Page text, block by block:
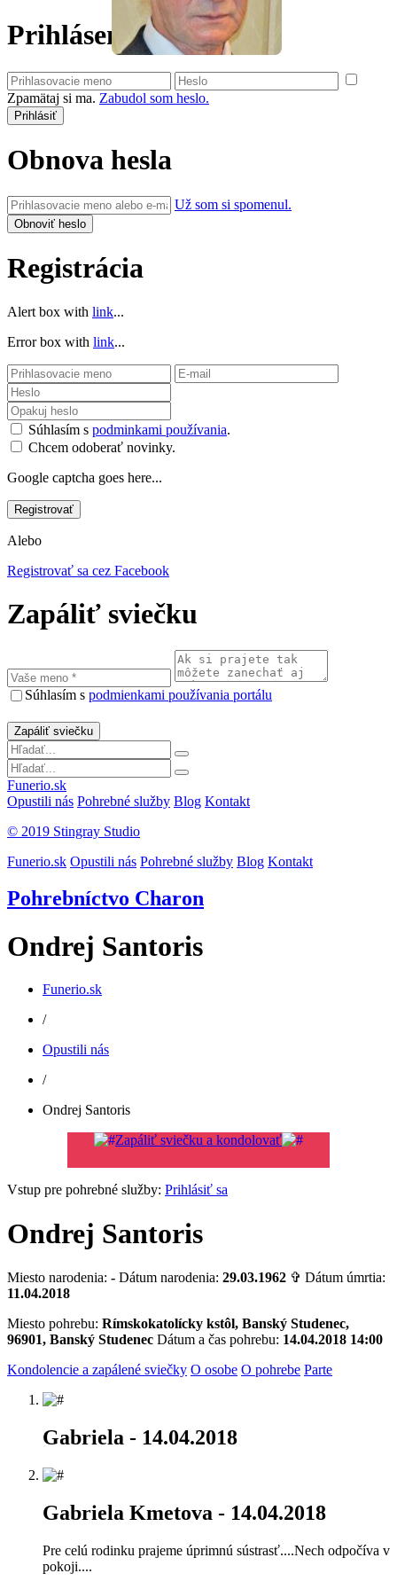
Prihlásenie
Zpamätaj si ma. Zabudol som heslo.
Obnova hesla
Už som si spomenul.
Registrácia
Alert box with link...
Error box with link...
Súhlasím s podminkami používania.
Chcem odoberať novinky.
Google captcha goes here...
Alebo
Registrovať sa cez Facebook
Zapáliť sviečku
Súhlasím s podmienkami používania portálu
Funerio.sk
Opustili nás Pohrebné služby Blog Kontakt
© 2019 Stingray Studio
Funerio.sk Opustili nás Pohrebné služby Blog Kontakt
Pohrebníctvo Charon
Ondrej Santoris
Funerio.sk
/
Opustili nás
/
Ondrej Santoris
Zapáliť sviečku a kondolovať
Vstup pre pohrebné služby: Prihlásiť sa
Ondrej Santoris
Miesto narodenia: - Dátum narodenia: 29.03.1962 ✞ Dátum úmrtia:
11.04.2018
Miesto pohrebu: Rímskokatolícky kstôl, Banský Studenec,
96901, Banský Studenec Dátum a čas pohrebu: 14.04.2018 14:00
Kondolencie a zapálené sviečky O osobe O pohrebe Parte
Gabriela - 14.04.2018
Gabriela Kmetova - 14.04.2018
Pre celú rodinku prajeme úprimnú sústrasť....Nech odpočíva v
pokoji....